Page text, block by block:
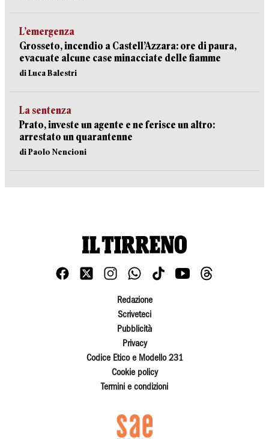
L’emergenza
Grosseto, incendio a Castell’Azzara: ore di paura,
evacuate alcune case minacciate delle fiamme
di Luca Balestri
La sentenza
Prato, investe un agente e ne ferisce un altro:
arrestato un quarantenne
di Paolo Nencioni
Redazione
Scriveteci
Pubblicità
Privacy
Codice Etico e Modello 231
Cookie policy
Termini e condizioni